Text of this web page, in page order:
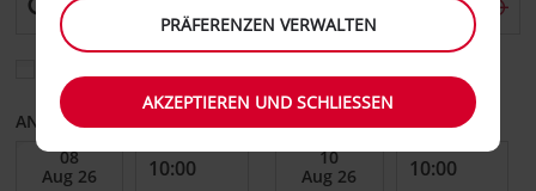
ANFANGSDATUM
PRÄFERENZEN VERWALTEN
AKZEPTIEREN UND SCHLIESSEN